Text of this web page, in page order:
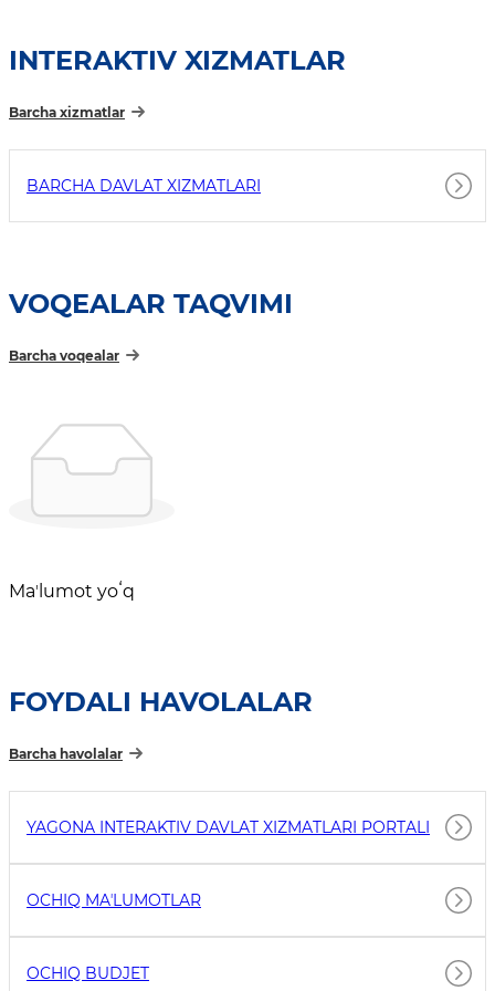
INTERAKTIV XIZMATLAR
Barcha xizmatlar
BARCHA DAVLAT XIZMATLARI
VOQEALAR TAQVIMI
Barcha voqealar
Maʼlumot yoʻq
FOYDALI HAVOLALAR
Barcha havolalar
YAGONA INTERAKTIV DAVLAT XIZMATLARI PORTALI
OCHIQ MAʼLUMOTLAR
OCHIQ BUDJET